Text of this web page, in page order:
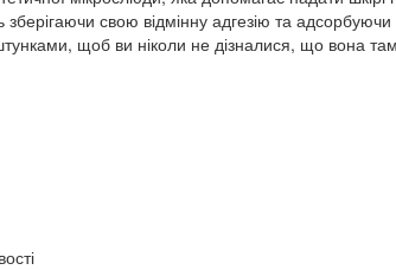
зберігаючи свою відмінну адгезію та
щоб ви ніколи не дізналися, що вона